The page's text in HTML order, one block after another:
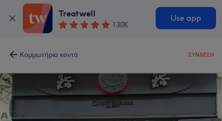
Treatwell
130K
Use app
Κομμωτήρια κοντά ΣΎΝΔΕΣΗ